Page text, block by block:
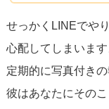
恋人や遊び相手が
ました。
私も過去に似たよ
せっかくLINEでや
心配してしまいます
定期的に写真付き
彼はあなたにその